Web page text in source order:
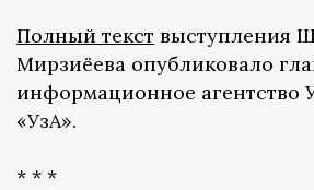
Полный текст выступления
Мирзиёева опубликовало
информационное агентство
«УзА».
* * *